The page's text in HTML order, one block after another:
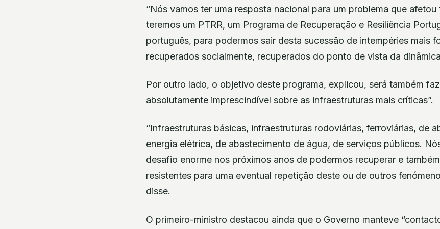
“Nós vamos ter uma resposta nacional para um problema que
teremos um PTRR, um Programa de Recuperação e Resiliência
português, para podermos sair desta sucessão de intempéries mais
recuperados socialmente, recuperados do ponto de vista da
Por outro lado, o objetivo deste programa, explicou, será também
absolutamente imprescindível sobre as infraestruturas mais críticas”.
“Infraestruturas básicas, infraestruturas rodoviárias, ferroviárias, de
energia elétrica, de abastecimento de água, de serviços públicos.
desafio enorme nos próximos anos de podermos recuperar e
resistentes para uma eventual repetição deste ou de outros
disse.
O primeiro-ministro destacou ainda que o Governo manteve